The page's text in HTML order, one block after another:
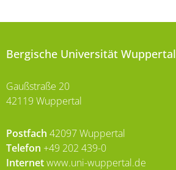
Bergische Universität Wuppertal
Gaußstraße 20
42119 Wuppertal
Postfach 42097 Wuppertal
Telefon +49 202 439-0
Internetwww.uni-wuppertal.de